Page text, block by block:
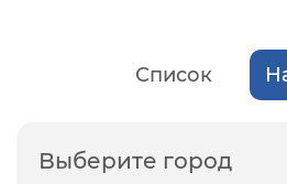
Список
Выберите город